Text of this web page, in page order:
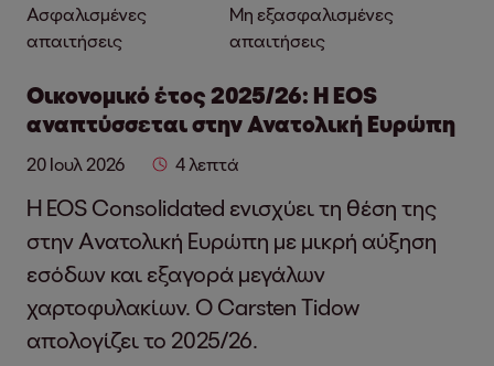
Ασφαλισμένες
απαιτήσεις
Μη εξασφαλισμένες
απαιτήσεις
Οικονομικό έτος 2025/26: Η EOS
αναπτύσσεται στην Ανατολική Ευρώπη
20 Ιουλ 2026 4 λεπτά
Η EOS Consolidated ενισχύει τη θέση της
στην Ανατολική Ευρώπη με μικρή αύξηση
εσόδων και εξαγορά μεγάλων
χαρτοφυλακίων. Ο Carsten Tidow
απολογίζει το 2025/26.